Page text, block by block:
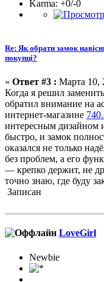
Karma: +0/-0
Re: Як обрати замок
покупці?
« Ответ #3 : Марта 10,
Когда я решил
обратил внимание на
интернет-магазине
интересным дизайном
быстро, и замок
оказался не только
без проблем, а его
— крепко держит, не
точно знаю, где буду
Записан
LoveGirl
Newbie